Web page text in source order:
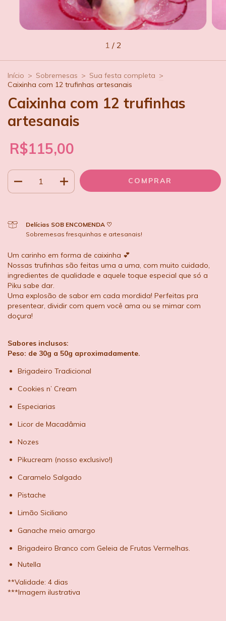
1 / 2
Início > Sobremesas > Sua festa completa >
Caixinha com 12 trufinhas artesanais
Caixinha com 12 trufinhas
artesanais
R$115,00
Delícias SOB ENCOMENDA ♡
Sobremesas fresquinhas e artesanais!
Um carinho em forma de caixinha 💕
Nossas trufinhas são feitas uma a uma, com muito cuidado,
ingredientes de qualidade e aquele toque especial que só a
Piku sabe dar.
Uma explosão de sabor em cada mordida! Perfeitas pra
presentear, dividir com quem você ama ou se mimar com
doçura!
Sabores inclusos:
Peso: de 30g a 50g aproximadamente.
Brigadeiro Tradicional
Cookies n’ Cream
Especiarias
Licor de Macadâmia
Nozes
Pikucream (nosso exclusivo!)
Caramelo Salgado
Pistache
Limão Siciliano
Ganache meio amargo
Brigadeiro Branco com Geleia de Frutas Vermelhas.
Nutella
**Validade: 4 dias
***Imagem ilustrativa